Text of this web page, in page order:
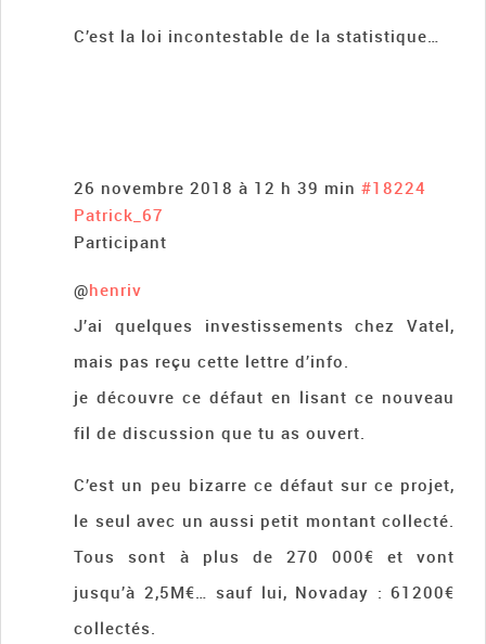
C’est la loi incontestable de la statistique…
26 novembre 2018 à 12 h 39 min #18224
Patrick_67
Participant
@henriv
J’ai quelques investissements chez Vatel,
mais pas reçu cette lettre d’info.
je découvre ce défaut en lisant ce nouveau
fil de discussion que tu as ouvert.
C’est un peu bizarre ce défaut sur ce projet,
le seul avec un aussi petit montant collecté.
Tous sont à plus de 270 000€ et vont
jusqu’à 2,5M€… sauf lui, Novaday : 61200€
collectés.